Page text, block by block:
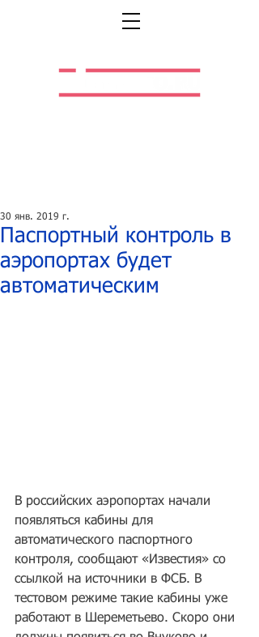
Паспортный контроль в
аэропортах будет
автоматическим
30 янв. 2019 г.
В российских аэропортах начали
появляться кабины для
автоматического паспортного
контроля, сообщают «Известия» со
ссылкой на источники в ФСБ. В
тестовом режиме такие кабины уже
работают в Шереметьево. Скоро они